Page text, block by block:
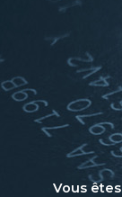
Vous êtes